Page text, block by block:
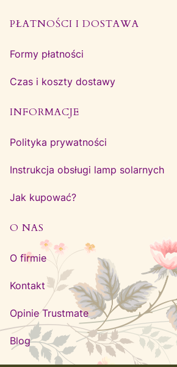
PŁATNOŚCI I DOSTAWA
Formy płatności
Czas i koszty dostawy
INFORMACJE
Polityka prywatności
Instrukcja obsługi lamp solarnych
Jak kupować?
O NAS
O firmie
Kontakt
Opinie Trustmate
Blog